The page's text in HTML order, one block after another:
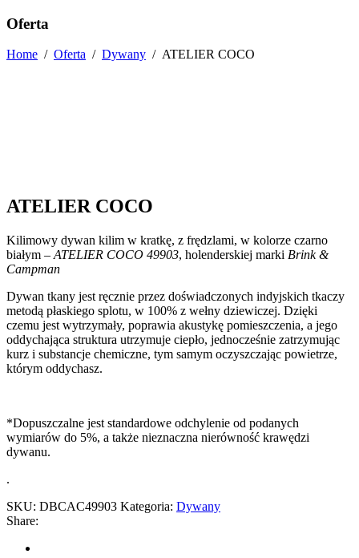
Oferta
Home / Oferta / Dywany / ATELIER COCO
ATELIER COCO
Kilimowy dywan kilim w kratkę, z frędzlami, w kolorze czarno
białym – ATELIER COCO 49903, holenderskiej marki Brink &
Campman
Dywan tkany jest ręcznie przez doświadczonych indyjskich tkaczy
metodą płaskiego splotu, w 100% z wełny dziewiczej. Dzięki
czemu jest wytrzymały, poprawia akustykę pomieszczenia, a jego
oddychająca struktura utrzymuje ciepło, jednocześnie zatrzymując
kurz i substancje chemiczne, tym samym oczyszczając powietrze,
którym oddychasz.
*Dopuszczalne jest standardowe odchylenie od podanych
wymiarów do 5%, a także nieznaczna nierówność krawędzi
dywanu.
.
SKU: DBCAC49903 Kategoria: Dywany
Share: